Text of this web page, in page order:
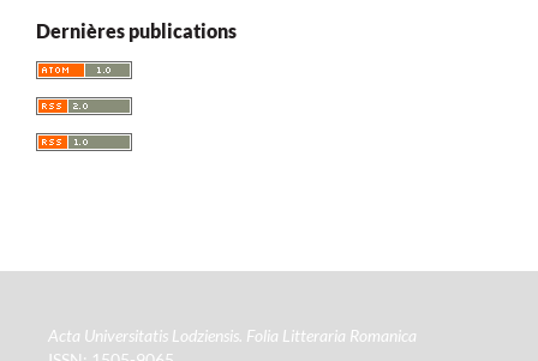
Dernières publications
Acta Universitatis Lodziensis. Folia Litteraria Romanica